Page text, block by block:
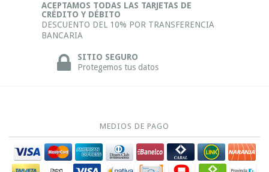
ACEPTAMOS TODAS LAS TARJETAS DE
CRÉDITO Y DÉBITO
DESCUENTO DEL 10% POR TRANSFERENCIA
BANCARIA
SITIO SEGURO
Protegemos tus datos
MEDIOS DE PAGO